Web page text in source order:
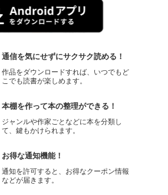
通信を気にせずにサクサク読める！
作品をダウンロードすれば、いつでもど
こでも読書が楽しめます。
本棚を作って本の整理ができる！
ジャンルや作家ごとなどに本を分類し
て、鍵もかけられます。
お得な通知機能！
通知を許可すると、お得なクーポン情報
などが届きます。